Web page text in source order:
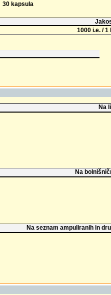
30 kapsula
1000 i.e. / 1
Na
Na
Na seznam ampuliranih in